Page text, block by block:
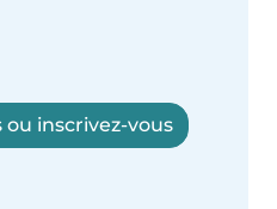
inscrivez-vous